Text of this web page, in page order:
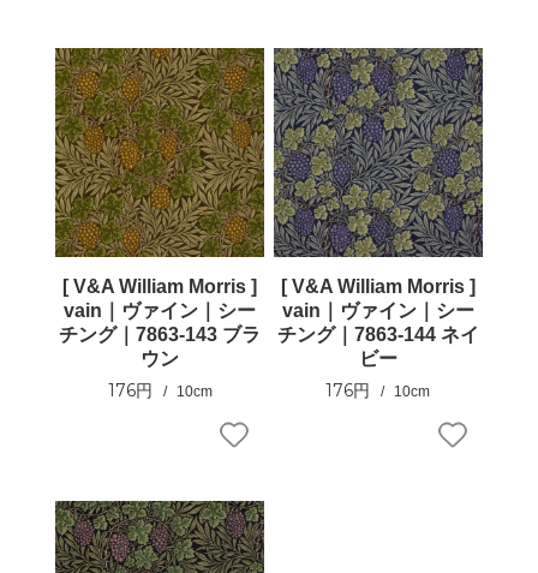
[ V&A William Morris ]
vain｜ヴァイン｜シー
チング｜7863-143 ブラ
ウン
176円 10cm
[ V&A William Morris ]
vain｜ヴァイン｜シー
チング｜7863-144 ネイ
ビー
176円 10cm